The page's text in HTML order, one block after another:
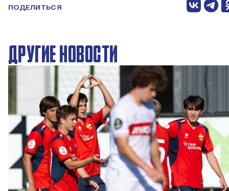
ПОДЕЛИТЬСЯ
ДРУГИЕ НОВОСТИ